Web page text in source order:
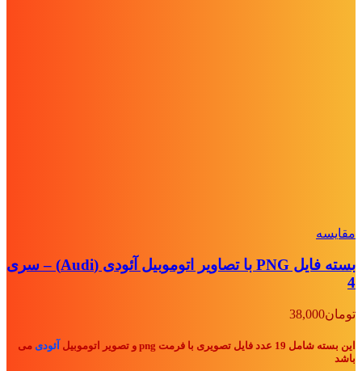
مقايسه
بسته فایل PNG با تصاویر اتوموبیل آئودی (Audi) – سری
4
تومان38,000
این بسته شامل 19 عدد فایل تصویری با فرمت png و تصویر اتوموبیل آئودی می
باشد